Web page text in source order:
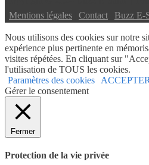
Mentions légales Contact Buzz E-
Nous utilisons des cookies sur notre
expérience plus pertinente en
visites répétées. En cliquant sur
l'utilisation de TOUS les cookies.
Paramètres des cookies
ACCEPTER
Gérer le consentement
Fermer
Protection de la vie privée